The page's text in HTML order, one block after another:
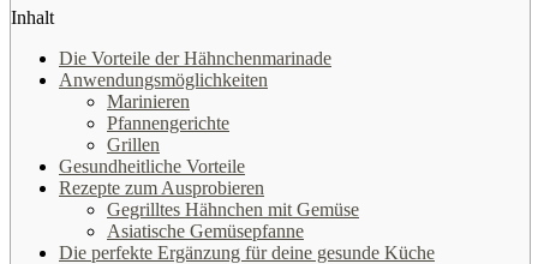
Inhalt
Die Vorteile der Hähnchenmarinade
Anwendungsmöglichkeiten
Marinieren
Pfannengerichte
Grillen
Gesundheitliche Vorteile
Rezepte zum Ausprobieren
Gegrilltes Hähnchen mit Gemüse
Asiatische Gemüsepfanne
Die perfekte Ergänzung für deine gesunde Küche